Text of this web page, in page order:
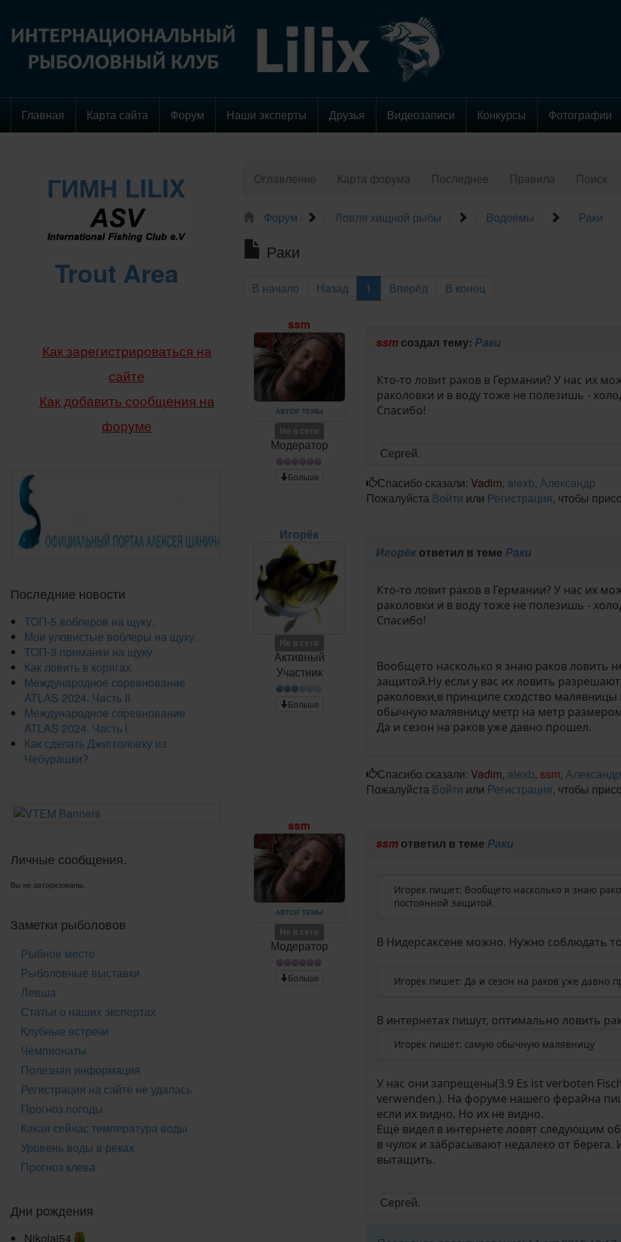
Главная Карта сайта Форум Наши эксперты Друзья Видеозаписи Конкурсы Фотографии
Оглавление Карта форума Последнее Правила Поиск
Форум Ловля хищной рыбы Водоёмы Раки
Раки
В начало Назад 1 Вперёд В конец
ssm
АВТОР ТЕМЫ
Не в сети
Модератор
Больше
ssmсоздал тему: Раки
Кто-то ловит раков в Германии? У нас их
раколовки и в воду тоже не полезишь -
Спасибо!
Сергей.
Спасибо сказали: Vadim, alexb, Александр
Пожалуйста Войти или Регистрация, чтобы
Игорёк
Не в сети
Активный
Участник
Больше
Игорёкответил в теме Раки
Кто-то ловит раков в Германии? У нас их
раколовки и в воду тоже не полезишь -
Спасибо!
Вообщето насколько я знаю раков ловить
защитой.Ну если у вас их ловить
раколовки,в принципе сходство
обычную малявницу метр на метр
Да и сезон на раков уже давно прошел.
Спасибо сказали: Vadim, alexb, ssm, Александр
Пожалуйста Войти или Регистрация, чтобы
ssm
АВТОР ТЕМЫ
Не в сети
Модератор
Больше
ssmответил в теме Раки
Игорёк пишет: Вообщето насколько я знаю
постоянной защитой.
В Нидерсаксене можно. Нужно соблюдать
Игорёк пишет: Да и сезон на раков уже давно
В интернетах пишут, оптимально ловить
Игорёк пишет: самую обычную малявницу
У нас они запрещены(3.9 Es ist verboten
verwenden.). На форуме нашего ферайна
если их видно. Но их не видно.
Ещё видел в интернете ловят следующим
в чулок и забрасывают недалеко от
вытащить.
Сергей.
ГИМН LILIX
Trout Area
Как зарегистрироваться на
сайте
Как добавить сообщения на
форуме
Последние новости
ТОП-5 воблеров на щуку.
Мои уловистые воблеры на щуку.
ТОП-3 приманки на щуку.
Как ловить в корягах.
Международное соревнование
ATLAS 2024. Часть II
Международное соревнование
ATLAS 2024. Часть I
Как сделать Джигголовку из
Чебурашки?
Личные сообщения.
Вы не авторизованы.
Заметки рыболовов
Рыбное место
Рыболовные выставки
Левша
Статьи о наших экспертах
Клубные встречи
Чемпионаты
Полезная информация
Регистрация на сайте не удалась
Прогноз погоды
Какая сейчас температура воды
Уровень воды в реках
Прогноз клева
Дни рождения
Nikolaj54